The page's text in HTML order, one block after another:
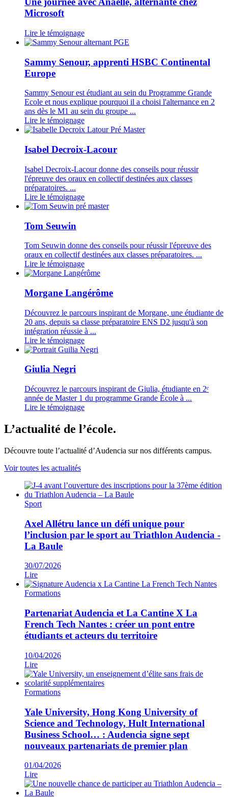
Microsoft
Lire le témoignage
Sammy Senour, apprenti HSBC Continental
Europe
Sammy Senour est étudiant au sein du Programme Grande
Ecole et nous explique pourquoi il a choisi l'alternance en 2
ans dès le M1 au sein du groupe ...
Lire le témoignage
Isabel Decroix-Lacour
Isabel Decroix-Lacour donne des conseils pour réussir
l'épreuve des oraux en collectif destinées aux classes
préparatoires. ...
Lire le témoignage
Tom Seuwin
Tom Seuwin donne des conseils pour réussir l'épreuve des
oraux en collectif destinées aux classes préparatoires. ...
Lire le témoignage
Morgane Langérôme
Découvrez le parcours inspirant de Morgane, une étudiante de
20 ans, depuis sa classe préparatoire ENS D2 jusqu'à son
intégration réussie à ...
Lire le témoignage
Giulia Negri
Découvrez le parcours inspirant de Giulia, étudiante en 2ᵉ
année de Master 1 du programme Grande École à ...
Lire le témoignage
L’actualité de l’école.
Découvre toute l’actualité d’Audencia sur nos différents campus.
Voir toutes les actualités
Sport
Axel Allétru lance un défi unique pour
l’inclusion par le sport au Triathlon Audencia -
La Baule
30/07/2026
Lire
Formations
Partenariat Audencia et La Cantine X La
French Tech Nantes : créer un pont entre
étudiants et acteurs du territoire
10/04/2026
Lire
Formations
Yale University, Hong Kong University of
Science and Technology, Hult International
Business School… : Audencia signe sept
nouveaux partenariats de premier plan
01/04/2026
Lire